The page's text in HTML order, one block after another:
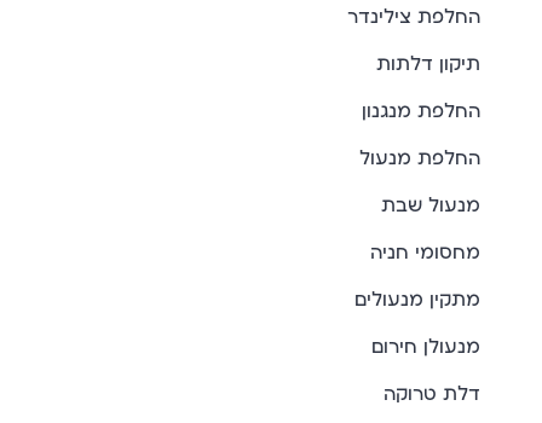
החלפת צילינדר
תיקון דלתות
החלפת מנגנון
החלפת מנעול
מנעול שבת
מחסומי חניה
מתקין מנעולים
מנעולן חירום
דלת טרוקה